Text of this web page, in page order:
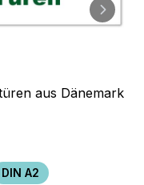
aus Dänemark
DIN A2